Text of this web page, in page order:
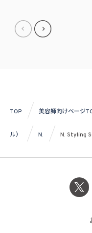
TOP 美容師向けページ
ル） N. N. Styling